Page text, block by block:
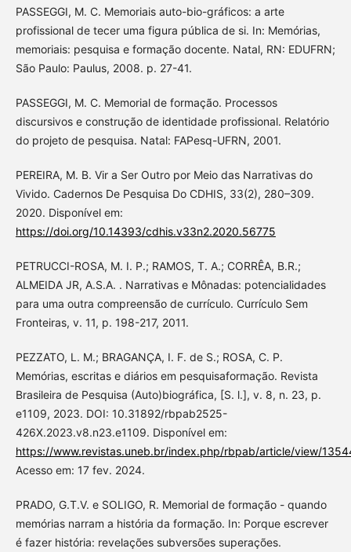
PASSEGGI, M. C. Memoriais auto-bio-gráficos: a arte
profissional de tecer uma figura pública de si. In: Memórias,
memoriais: pesquisa e formação docente. Natal, RN: EDUFRN;
São Paulo: Paulus, 2008. p. 27-41.
PASSEGGI, M. C. Memorial de formação. Processos
discursivos e construção de identidade profissional. Relatório
do projeto de pesquisa. Natal: FAPesq-UFRN, 2001.
PEREIRA, M. B. Vir a Ser Outro por Meio das Narrativas do
Vivido. Cadernos De Pesquisa Do CDHIS, 33(2), 280–309.
2020. Disponível em:
https://doi.org/10.14393/cdhis.v33n2.2020.56775
PETRUCCI-ROSA, M. I. P.; RAMOS, T. A.; CORRÊA, B.R.;
ALMEIDA JR, A.S.A. . Narrativas e Mônadas: potencialidades
para uma outra compreensão de currículo. Currículo Sem
Fronteiras, v. 11, p. 198-217, 2011.
PEZZATO, L. M.; BRAGANÇA, I. F. de S.; ROSA, C. P.
Memórias, escritas e diários em pesquisaformação. Revista
Brasileira de Pesquisa (Auto)biográfica, [S. l.], v. 8, n. 23, p.
e1109, 2023. DOI: 10.31892/rbpab2525-
426X.2023.v8.n23.e1109. Disponível em:
https://www.revistas.uneb.br/index.php/rbpab/article/view/
Acesso em: 17 fev. 2024.
PRADO, G.T.V. e SOLIGO, R. Memorial de formação - quando
memórias narram a história da formação. In: Porque escrever
é fazer história: revelações subversões superações.